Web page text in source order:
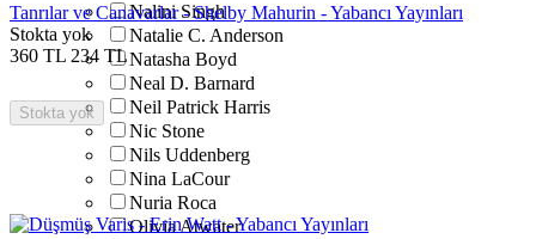
Nalini Singh
Natalie C. Anderson
Natasha Boyd
Neal D. Barnard
Neil Patrick Harris
Nic Stone
Nils Uddenberg
Nina LaCour
Nuria Roca
Olivia Atwater
Tanrılar ve Canavarlar - Shelby Mahurin - Yabancı Yayınları
Stokta yok
360 TL 234 TL
Stokta yok